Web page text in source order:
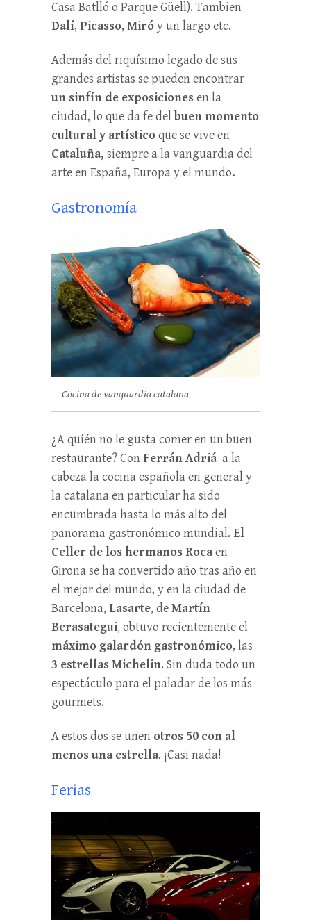
Casa Batlló o Parque Güell). Tambien
Dalí, Picasso, Miróy un largo etc.
Además del riquísimo legado de sus
grandes artistas se pueden encontrar
un sinfín de exposicionesen la
ciudad, lo que da fe delbuen momento
cultural y artísticoque se vive en
Cataluña, siempre a la vanguardia del
arte en España, Europa y el mundo.
Gastronomía
Cocina de vanguardia catalana
¿A quién no le gusta comer en un buen
restaurante? ConFerrán Adriáa la
cabeza la cocina española en general y
la catalana en particular ha sido
encumbrada hasta lo más alto del
panorama gastronómico mundial. El
Celler de los hermanos Rocaen
Girona se ha convertido año tras año en
el mejor del mundo, y en la ciudad de
Barcelona, Lasarte, deMartín
Berasategui, obtuvo recientemente el
máximo galardón gastronómico, las
3 estrellas Michelin. Sin duda todo un
espectáculo para el paladar de los más
gourmets.
A estos dos se unen otros 50 con al
menos una estrella. ¡Casi nada!
Ferias